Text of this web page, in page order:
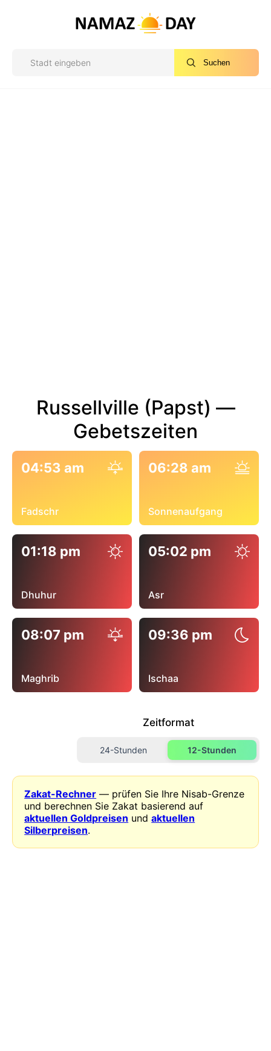
Suchen
Russellville (Papst) —
Gebetszeiten
04:53 am
Fadschr
06:28 am
Sonnenaufgang
01:18 pm
Dhuhur
05:02 pm
Asr
08:07 pm
Maghrib
09:36 pm
Ischaa
Zeitformat
24-Stunden 12-Stunden
Zakat-Rechner — prüfen Sie Ihre Nisab-Grenze
und berechnen Sie Zakat basierend auf
aktuellen Goldpreisen undaktuellen
Silberpreisen.